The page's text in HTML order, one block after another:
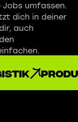
umfassen.
dich in deiner
auch